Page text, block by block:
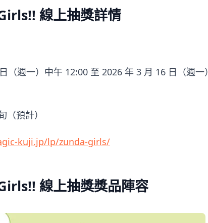
線上抽獎詳情
（週一）中午 12:00 至 2026 年 3 月 16 日（週一）
（預計）
kuji.jp/lp/zunda-girls/
線上抽獎獎品陣容